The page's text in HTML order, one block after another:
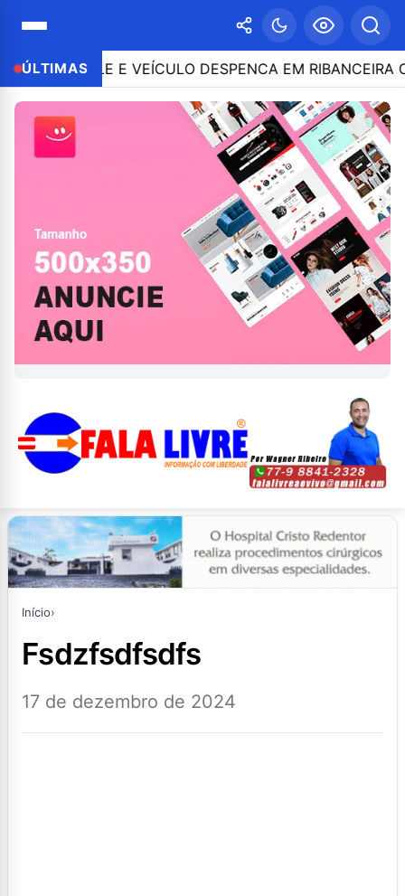
ÚLTIMASE VEÍCULO DESPENCA EM RIBANCEIRA COM
Início›
fsdzfsdfsdfs
17 de dezembro de 2024